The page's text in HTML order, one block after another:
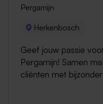
Pergamijn
Herkenbosch
Geef jouw passie
Pergamijn! Samen
cliënten met